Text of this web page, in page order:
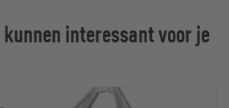
kunnen interessant voor je